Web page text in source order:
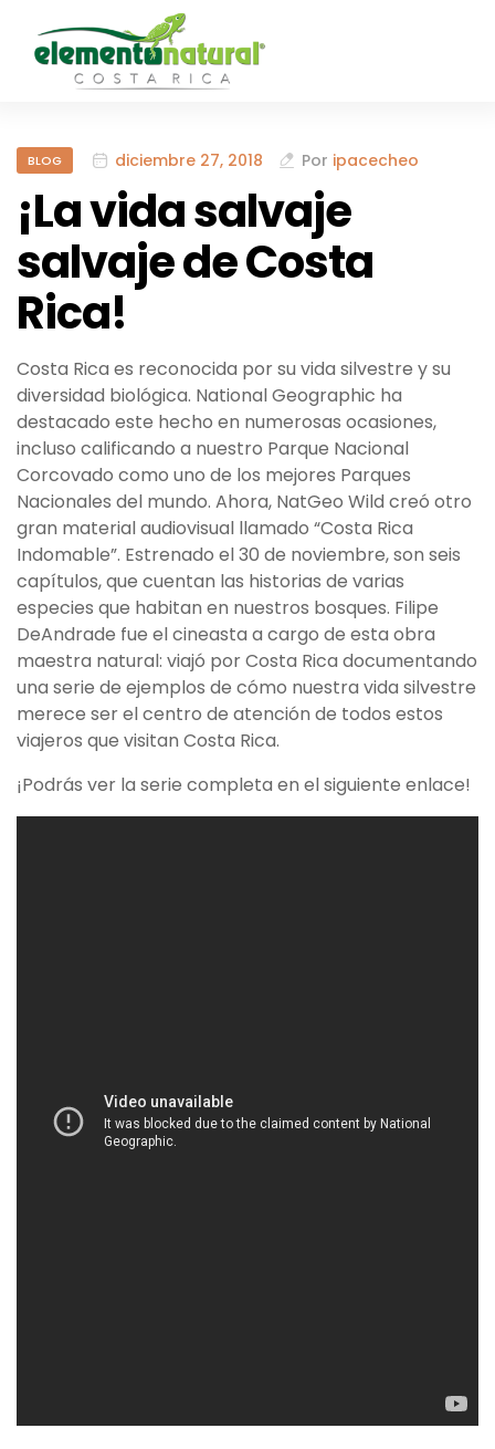
BLOG diciembre 27, 2018 Por ipacecheo
¡La vida salvaje
salvaje de Costa
Rica!
Costa Rica es reconocida por su vida silvestre y su
diversidad biológica. National Geographic ha
destacado este hecho en numerosas ocasiones,
incluso calificando a nuestro Parque Nacional
Corcovado como uno de los mejores Parques
Nacionales del mundo. Ahora, NatGeo Wild creó otro
gran material audiovisual llamado “Costa Rica
Indomable”. Estrenado el 30 de noviembre, son seis
capítulos, que cuentan las historias de varias
especies que habitan en nuestros bosques. Filipe
DeAndrade fue el cineasta a cargo de esta obra
maestra natural: viajó por Costa Rica documentando
una serie de ejemplos de cómo nuestra vida silvestre
merece ser el centro de atención de todos estos
viajeros que visitan Costa Rica.
¡Podrás ver la serie completa en el siguiente enlace!